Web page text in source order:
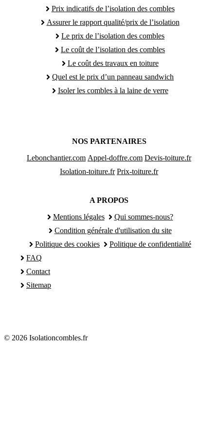
Prix indicatifs de l’isolation des combles
Assurer le rapport qualité/prix de l’isolation
Le prix de l’isolation des combles
Le coût de l’isolation des combles
Le coût des travaux en toiture
Quel est le prix d’un panneau sandwich
Isoler les combles à la laine de verre
NOS PARTENAIRES
Lebonchantier.com Appel-doffre.com Devis-toiture.fr
Isolation-toiture.fr Prix-toiture.fr
A PROPOS
Mentions légales
Qui sommes-nous?
Condition générale d'utilisation du site
Politique des cookies
Politique de confidentialité
FAQ
Contact
Sitemap
© 2026 Isolationcombles.fr